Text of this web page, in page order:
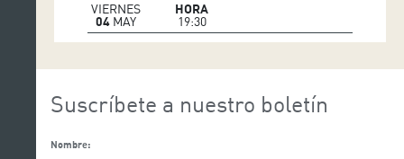
VIERNES
04 MAY
HORA
19:30
Suscríbete a nuestro boletín
Nombre: